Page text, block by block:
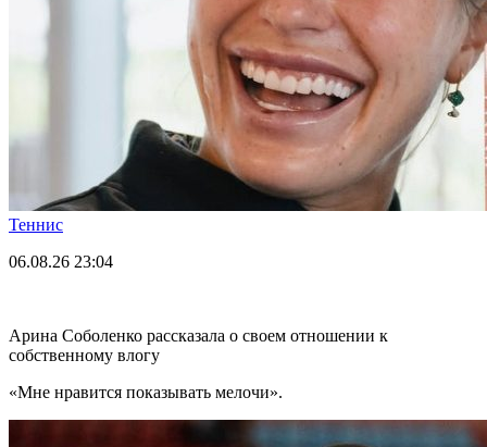
Теннис
06.08.26 23:04
Арина Соболенко рассказала о своем отношении к
собственному влогу
«Мне нравится показывать мелочи».